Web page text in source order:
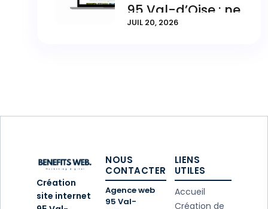
95 Val-d’Oise : ne
plus dépendre
JUIL 20, 2026
Création
site internet
NOUS
CONTACTER
Agence web
95 Val-
LIENS
UTILES
Accueil
Création de